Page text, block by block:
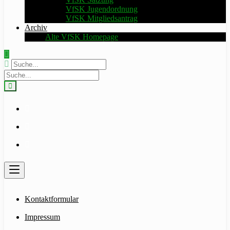
VfSK Jugendordnung
VfSK Mitgliedsantrag
Archiv
Alte VfSK Homepage
Kontaktformular
Impressum